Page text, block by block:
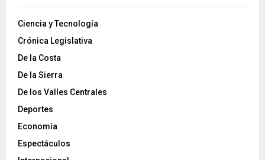
Ciencia y Tecnología
Crónica Legislativa
De la Costa
De la Sierra
De los Valles Centrales
Deportes
Economía
Espectáculos